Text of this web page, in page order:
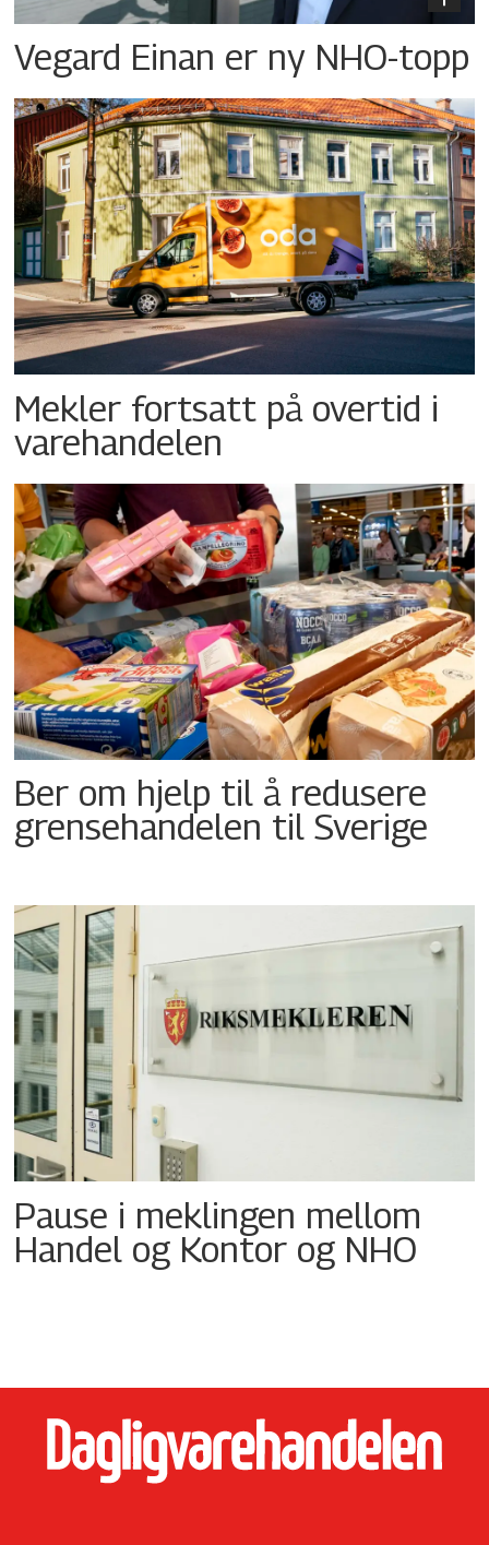
Vegard Einan er ny NHO-topp
Mekler fortsatt på overtid i
varehandelen
Ber om hjelp til å redusere
grensehandelen til Sverige
Pause i meklingen mellom
Handel og Kontor og NHO